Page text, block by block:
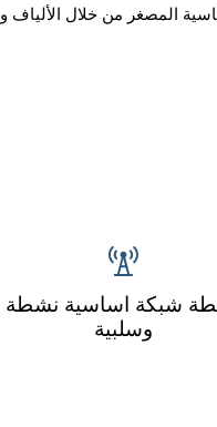
المصغر من خلال الألياف و
شبكة اساسية نشطة
وسلبية